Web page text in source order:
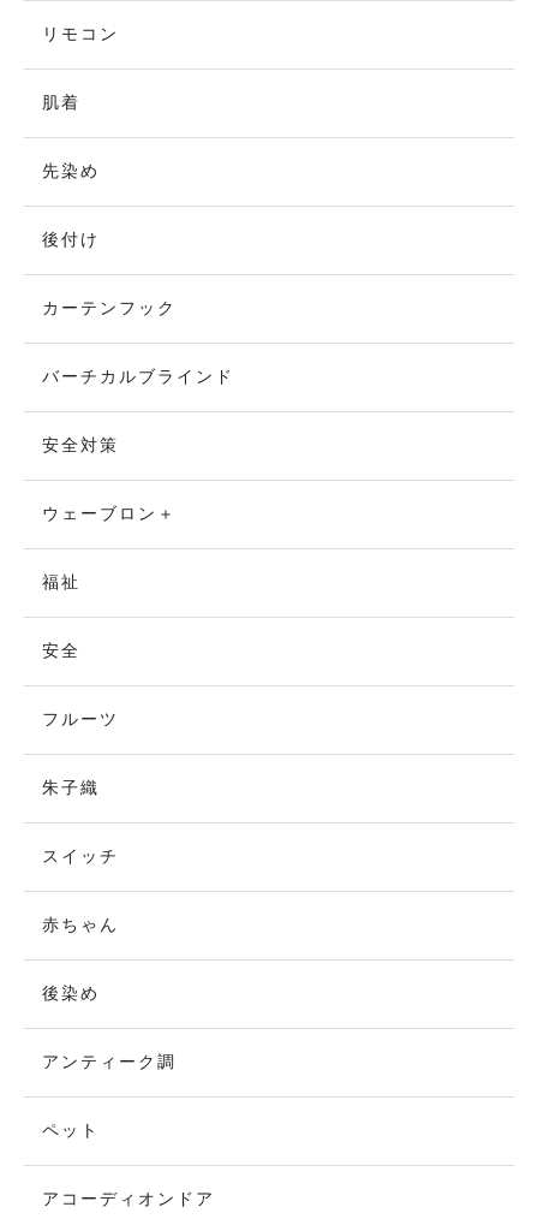
リモコン
肌着
先染め
後付け
カーテンフック
バーチカルブラインド
安全対策
ウェーブロン＋
福祉
安全
フルーツ
朱子織
スイッチ
赤ちゃん
後染め
アンティーク調
ペット
アコーディオンドア